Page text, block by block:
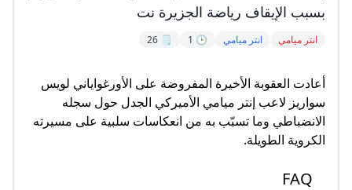
بسبب الإيقاف رياضة الجزيرة نت
انتر ميامي انتر ميامي 🕒 1
🗒️ 26
أعادت العقوبة الأخيرة المفروضة على الأورغواياني لويس
سواريز لاعب إنتر ميامي الأميركي الجدل حول سجله
الانضباطي وما تسبّب به من انعكاسات سلبية على مسيرته
الكروية الطويلة.
FAQ